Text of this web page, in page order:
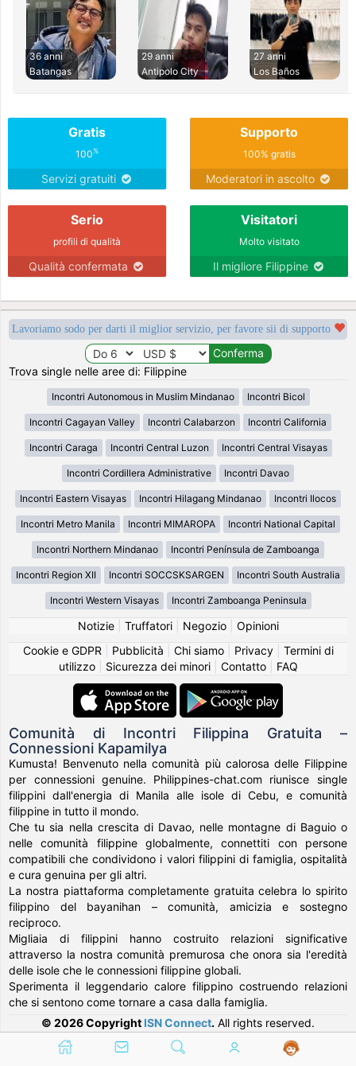
36 anni
Batangas
29 anni
Antipolo City
27 anni
Los Baños
Gratis
100%
Servizi gratuiti
Supporto
100% gratis
Moderatori in ascolto
Serio
profili di qualità
Qualità confermata
Visitatori
Molto visitato
Il migliore Filippine
Lavoriamo sodo per darti il miglior servizio, per favore sii di supporto
Trova single nelle aree di: Filippine
Incontri Autonomous in Muslim Mindanao Incontri Bicol
Incontri Cagayan Valley Incontri Calabarzon Incontri California
Incontri Caraga Incontri Central Luzon Incontri Central Visayas
Incontri Cordillera Administrative Incontri Davao
Incontri Eastern Visayas Incontri Hilagang Mindanao Incontri Ilocos
Incontri Metro Manila Incontri MIMAROPA Incontri National Capital
Incontri Northern Mindanao Incontri Península de Zamboanga
Incontri Region XII Incontri SOCCSKSARGEN Incontri South Australia
Incontri Western Visayas Incontri Zamboanga Peninsula
Notizie| Truffatori| Negozio| Opinioni
Cookie e GDPR
Pubblicità Chi siamo| Privacy| Termini di
utilizzo| Sicurezza dei minori| Contatto| FAQ
Comunità di Incontri Filippina Gratuita –
Connessioni Kapamilya
Kumusta! Benvenuto nella comunità più calorosa delle Filippine
per connessioni genuine. Philippines-chat.com riunisce single
filippini dall'energia di Manila alle isole di Cebu, e comunità
filippine in tutto il mondo.
Che tu sia nella crescita di Davao, nelle montagne di Baguio o
nelle comunità filippine globalmente, connettiti con persone
compatibili che condividono i valori filippini di famiglia, ospitalità
e cura genuina per gli altri.
La nostra piattaforma completamente gratuita celebra lo spirito
filippino del bayanihan – comunità, amicizia e sostegno
reciproco.
Migliaia di filippini hanno costruito relazioni significative
attraverso la nostra comunità premurosa che onora sia l'eredità
delle isole che le connessioni filippine globali.
Sperimenta il leggendario calore filippino costruendo relazioni
che si sentono come tornare a casa dalla famiglia.
© 2026 Copyright ISN Connect. All rights reserved.